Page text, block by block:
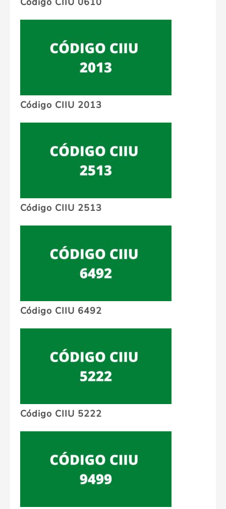
Código CIIU 2013
Código CIIU 2513
Código CIIU 6492
Código CIIU 5222